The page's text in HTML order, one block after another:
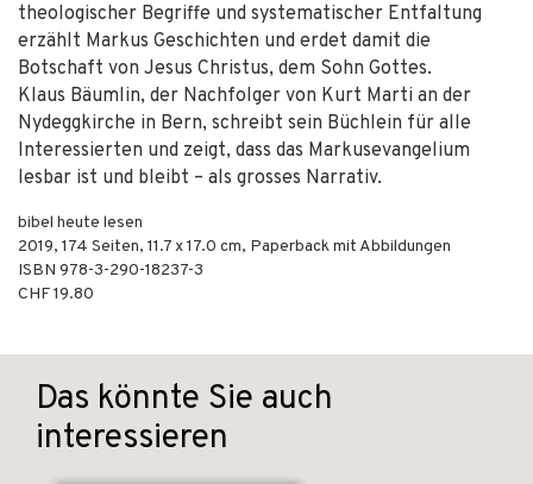
theologischer Begriffe und systematischer Entfaltung
erzählt Markus Geschichten und erdet damit die
Botschaft von Jesus Christus, dem Sohn Gottes.
Klaus Bäumlin, der Nachfolger von Kurt Marti an der
Nydeggkirche in Bern, schreibt sein Büchlein für alle
Interessierten und zeigt, dass das Markusevangelium
lesbar ist und bleibt – als grosses Narrativ.
bibel heute lesen
2019, 174 Seiten, 11.7 x 17.0 cm, Paperback mit Abbildungen
ISBN 978-3-290-18237-3
CHF 19.80
Das könnte Sie auch
interessieren